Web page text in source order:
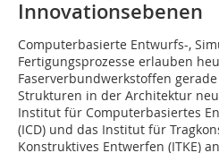
Innovationsebenen
Computerbasierte Entwurfs-,
Fertigungsprozesse erlauben
Faserverbundwerkstoffen
Strukturen in der Architektur
Institut für Computerbasiertes
(ICD) und das Institut für
Konstruktives Entwerfen (ITKE)